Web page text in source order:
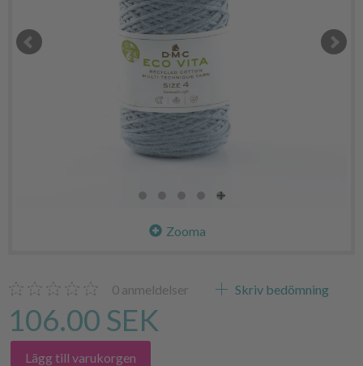
Zooma
0 anmeldelser Skriv bedömning
106.00 SEK
Lägg till varukorgen